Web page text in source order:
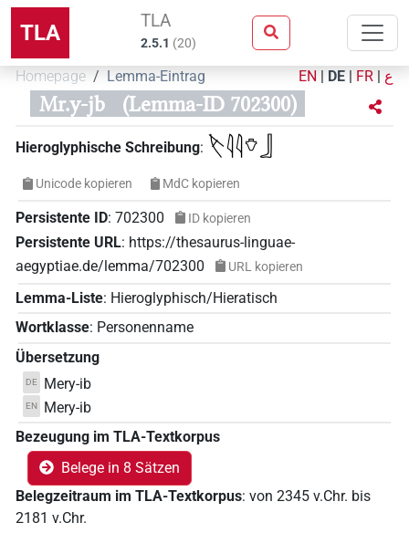
TLA TLA
2.5.1 (20)
Homepage Lemma-Eintrag EN | DE | FR | ع
Mr.y-jb (Lemma-ID 702300)
Hieroglyphische Schreibung: 𓌸𓇋𓇋𓄣𓃀
Unicode kopieren MdC kopieren
Persistente ID: 702300 ID kopieren
Persistente URL: https://thesaurus-linguae-
aegyptiae.de/lemma/702300
URL kopieren
Lemma-Liste: Hieroglyphisch/Hieratisch
Wortklasse: Personenname
Übersetzung
DE Mery-ib
EN
Mery-ib
Bezeugung im TLA-Textkorpus
Belege in 8 Sätzen
Belegzeitraum im TLA-Textkorpus: von 2345 v.Chr. bis
2181 v.Chr.